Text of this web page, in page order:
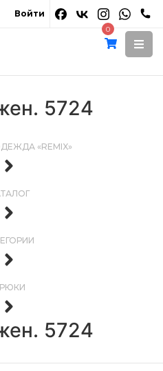
Войти
0
5724
«REMIX»
5724